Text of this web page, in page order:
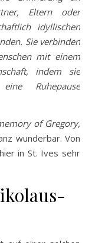
Eltern oder
idyllischen
Sie verbinden
mit einem
indem sie
Ruhepause
of Gregory,
wunderbar. Von
in St. Ives sehr